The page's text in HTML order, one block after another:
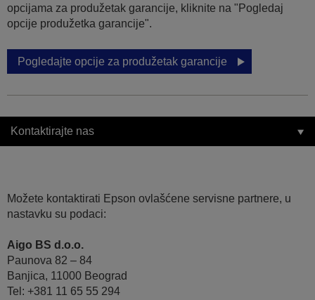
opcijama za produžetak garancije, kliknite na "Pogledaj
opcije produžetka garancije".
Pogledajte opcije za produžetak garancije
Kontaktirajte nas
Možete kontaktirati Epson ovlašćene servisne partnere, u
nastavku su podaci:
Aigo BS d.o.o.
Paunova 82 – 84
Banjica, 11000 Beograd
Tel: +381 11 65 55 294